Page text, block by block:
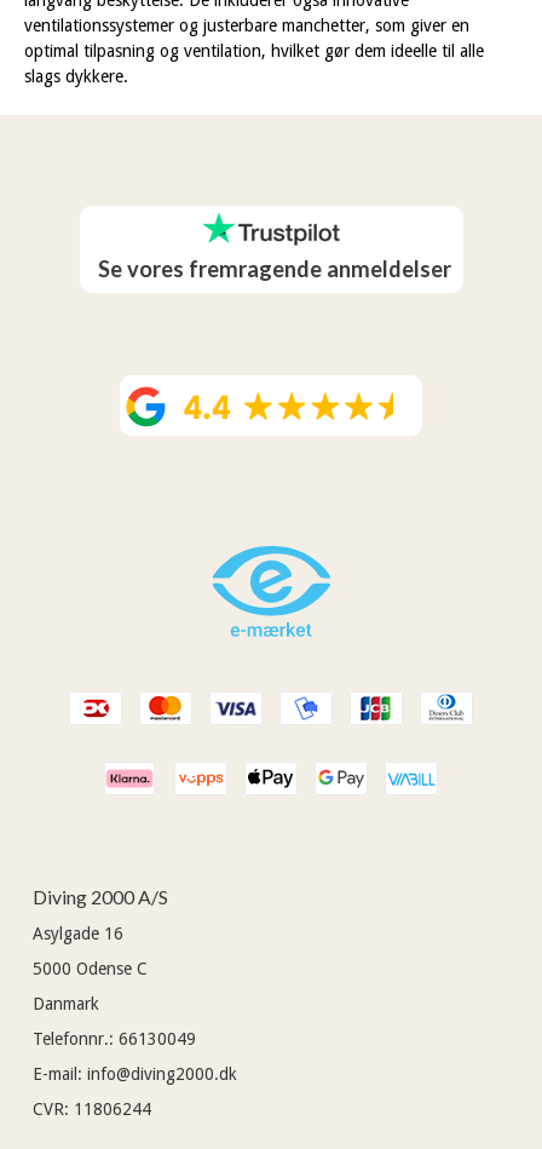
ventilationssystemer og justerbare manchetter, som giver en
optimal tilpasning og ventilation, hvilket gør dem ideelle til alle
slags dykkere.
Se vores fremragende anmeldelser
Diving 2000 A/S
Asylgade 16
5000 Odense C
Danmark
Telefonnr.: 66130049
E-mail : info@diving2000.dk
CVR: 11806244